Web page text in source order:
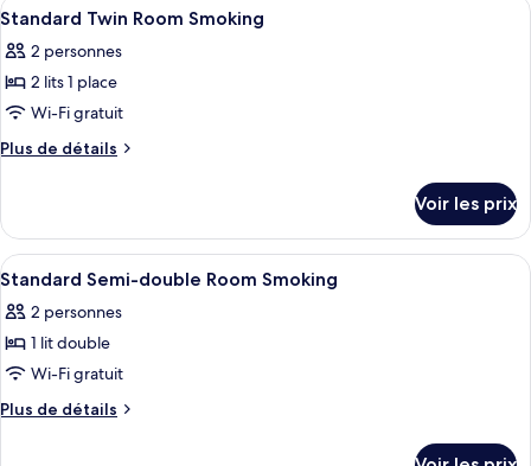
chambres
toutes
les
photos
pour
ce
chambre :
Standard
Twin
Room
Smoking
1
Standard Twin Room Smoking
2 personnes
2 lits 1 place
Wi-Fi gratuit
Plus de détails
Plus
le
type
de
Standard
Twin
Smoking
Voir les prix
Afficher
toutes
les
photos
pour
ce
Une chambre d’hôtel avec un lit, un
1
Standard Semi-double Room Smoking
2 personnes
1 lit double
Wi-Fi gratuit
Plus de détails
Plus